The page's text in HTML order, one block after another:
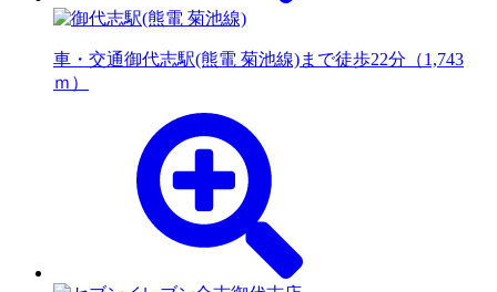
車・交通御代志駅(熊電 菊池線)まで徒歩22分（1,743
ｍ）